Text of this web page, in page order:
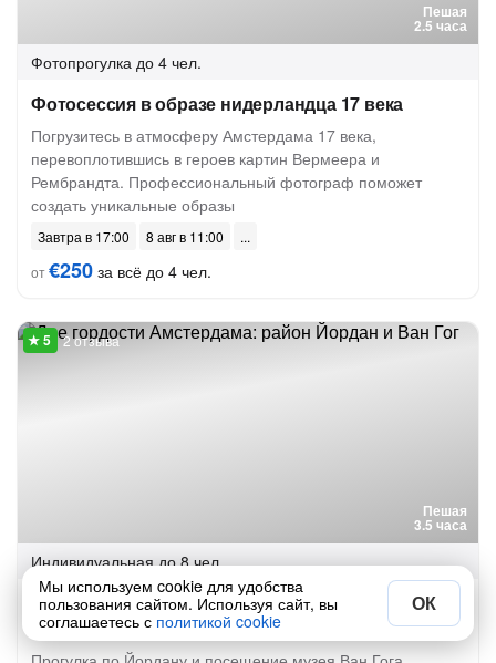
Пешая
2.5 часа
Фотопрогулка до 4 чел.
Фотосессия в образе нидерландца 17 века
Погрузитесь в атмосферу Амстердама 17 века,
перевоплотившись в героев картин Вермеера и
Рембрандта. Профессиональный фотограф поможет
создать уникальные образы
Завтра в 17:00
8 авг в 11:00
от€250 за всё до 4 чел.
Пешая
3.5 часа
2 отзыва
Индивидуальная до 8 чел.
Две гордости Амстердама: район Йордан и Ван
Гог
Мы используем cookie для удобства
пользования сайтом. Используя сайт, вы
соглашаетесь с политикой cookie
ОК